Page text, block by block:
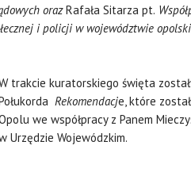
orazRafała Sitarza pt.
i policji w województwie
trakcie kuratorskiego święta
Rekomendacje, które
we współpracy z Panem
Urzędzie Wojewódzkim.